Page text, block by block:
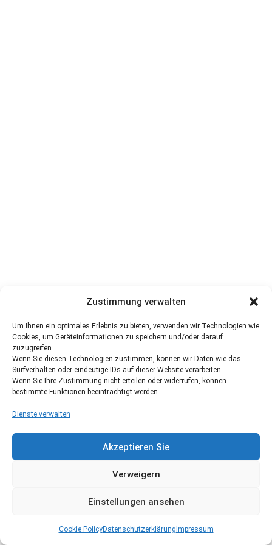
Zustimmung verwalten
Um Ihnen ein optimales Erlebnis zu bieten, verwenden wir Technologien wie
Cookies, um Geräteinformationen zu speichern und/oder darauf
zuzugreifen.
Wenn Sie diesen Technologien zustimmen, können wir Daten wie das
Surfverhalten oder eindeutige IDs auf dieser Website verarbeiten.
Wenn Sie Ihre Zustimmung nicht erteilen oder widerrufen, können
bestimmte Funktionen beeinträchtigt werden.
Dienste verwalten
Akzeptieren Sie
Verweigern
Einstellungen ansehen
Cookie PolicyDatenschutzerklärung Impressum